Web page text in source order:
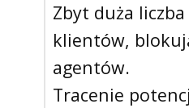
Zbyt duża
klientów,
agentów.
Tracenie